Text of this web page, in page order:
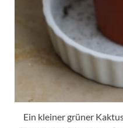
Ein kleiner grüner